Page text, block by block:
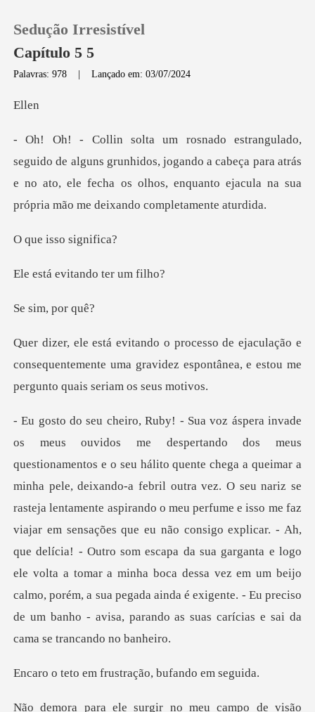
Loja
Histórico
Baixar App
Sedução Irresistível
Capítulo 5 5
Palavras: 978 |Lançado em: 03/07/2024
l
runhidos, jogando a cabeça para atrás
e no ato, ele fecha os olhos, e
sso sig
vitando te
m, po
lação e
consequentemente uma gravidez espontânea,
z. O seu nariz se
rasteja lentamente aspirando o meu perfume e isso me faz
viajar em sensações que eu não consigo explicar. - Ah,
que delícia! - Outro som escapa da sua garganta e logo
ele v
frustração, buf